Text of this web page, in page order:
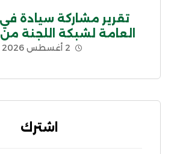
تقرير مشاركة سيادة
العامة لشبكة اللجنة
الديون غير الشرعية CADTM بإفريقيا
2 أغسطس 2026
اشترك